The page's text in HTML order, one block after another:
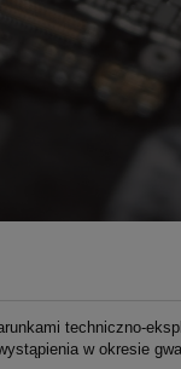
techniczno-
w okresie